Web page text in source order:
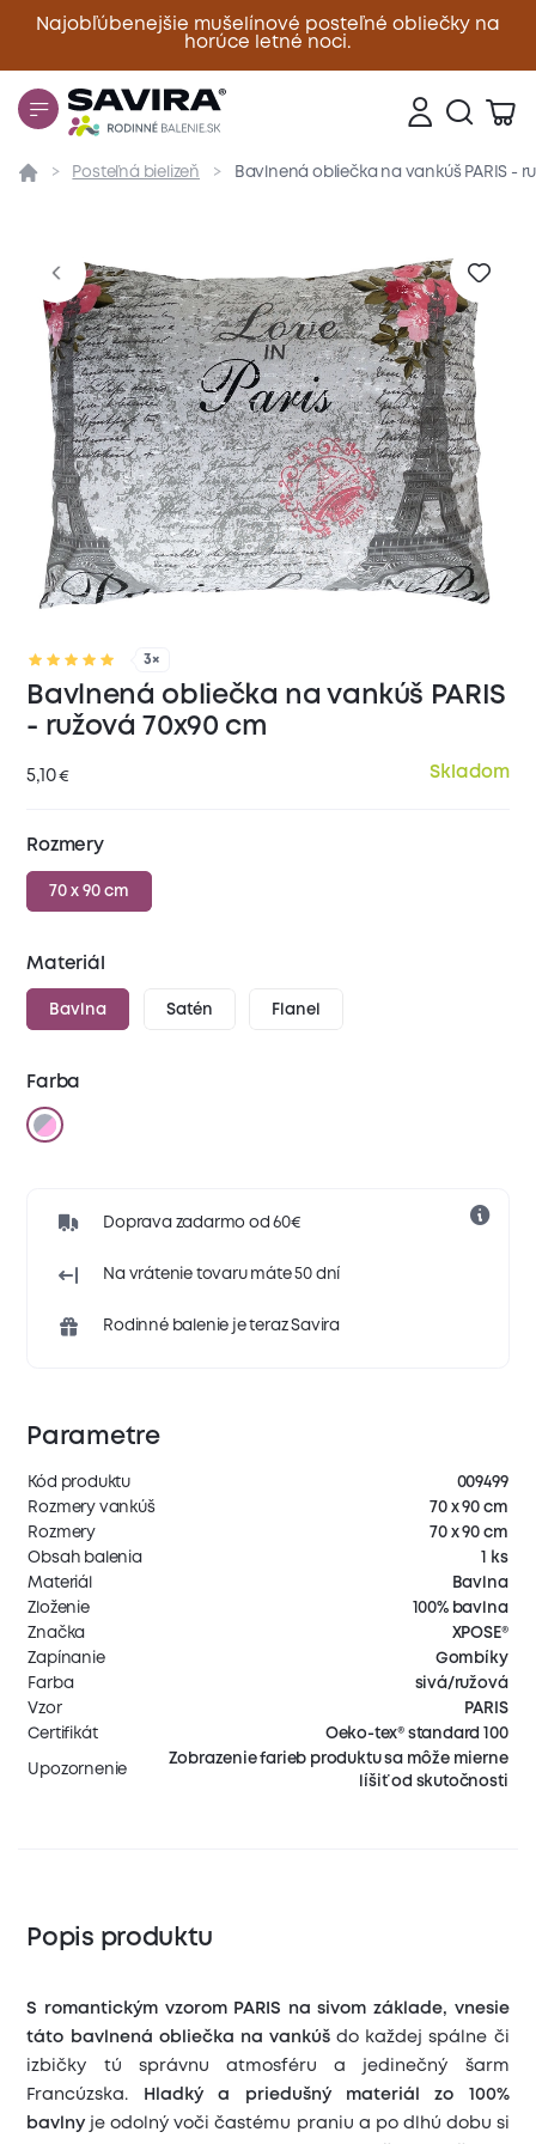
Najobľúbenejšie mušelínové posteľné obliečky na
horúce letné noci.
Zavrieť
Prehľad Parametre Popis produktu
Posteľná bielizeň Bavlnená obliečka na vankúš PARIS -
3×
Bavlnená obliečka na vankúš PARIS
- ružová 70x90 cm
5,10€ Skladom
Rozmery
70 x 90 cm
Materiál
Bavlna Satén Flanel
Farba
Doprava zadarmo od 60€
Na vrátenie tovaru máte 50 dní
Rodinné balenie je teraz Savira
Parametre
Kód produktu
009499
Rozmery vankúš
70 x 90 cm
Rozmery
70 x 90 cm
Obsah balenia
1 ks
Materiál
Bavlna
Zloženie
100% bavlna
Značka
XPOSE®
Zapínanie
Gombíky
Farba
sivá/ružová
Vzor
PARIS
Certifikát
Oeko-tex® standard 100
Upozornenie
Zobrazenie farieb produktu sa môže mierne
líšiť od skutočnosti
Popis produktu
S romantickým vzorom PARIS na sivom základe, vnesie
táto bavlnená obliečka na vankúš do každej spálne či
izbičky tú správnu atmosféru a jedinečný šarm
Francúzska.
Hladký a priedušný materiál zo 100%
bavlny je odolný voči častému praniu a po dlhú dobu si